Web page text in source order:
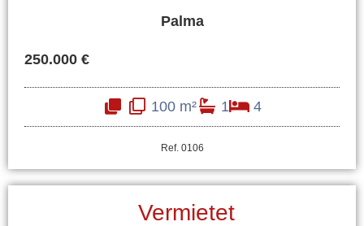
Palma
250.000 €
100 m² 1 4
Ref. 0106
Vermietet